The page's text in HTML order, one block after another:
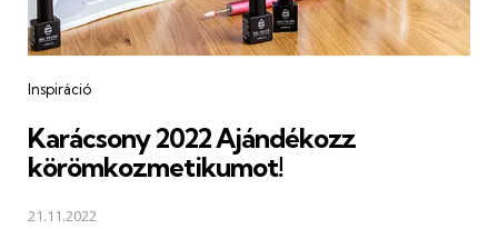
Inspiráció
Karácsony 2022 Ajándékozz
körömkozmetikumot!
21.11.2022